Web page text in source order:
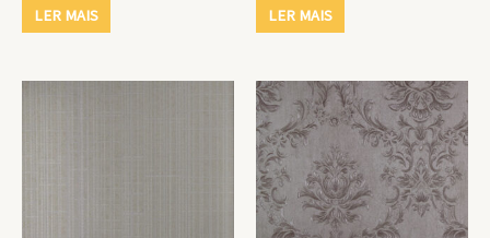
LER MAIS LER MAIS